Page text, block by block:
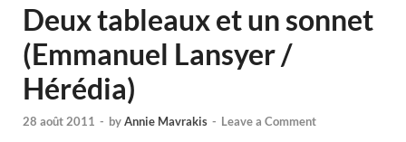
Deux tableaux et un sonnet
(Emmanuel Lansyer /
Hérédia)
28 août 2011 - byAnnie Mavrakis - Leave a Comment